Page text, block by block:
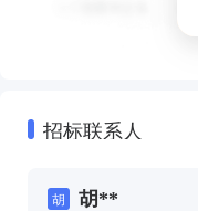
招标联系人
胡 胡**